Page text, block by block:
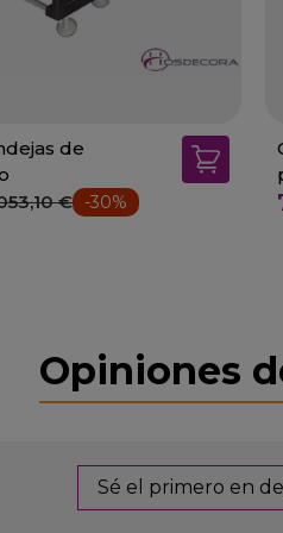
de
€ -30%
Opiniones
Sé el primero en